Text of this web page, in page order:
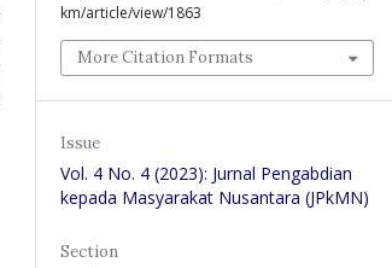
km/article/view/1863
More Citation Formats
Issue
Vol. 4 No. 4 (2023): Jurnal Pengabdian
kepada Masyarakat Nusantara (JPkMN)
Section